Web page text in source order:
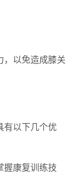
，以免造成膝关
有以下几个优
握康复训练技